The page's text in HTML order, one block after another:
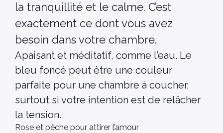
la tranquillité et le calme. C’est
exactement ce dont vous avez
besoin dans votre chambre.
Apaisant et méditatif, comme l’eau. Le
bleu foncé peut être une couleur
parfaite pour une chambre à coucher,
surtout si votre intention est de relâcher
la tension.
Rose et pêche pour attirer l’amour